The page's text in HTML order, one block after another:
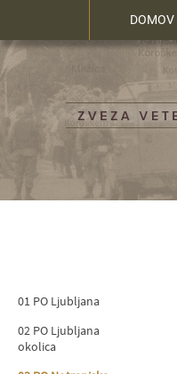
DOMOV
01 PO Ljubljana
02 PO Ljubljana
okolica